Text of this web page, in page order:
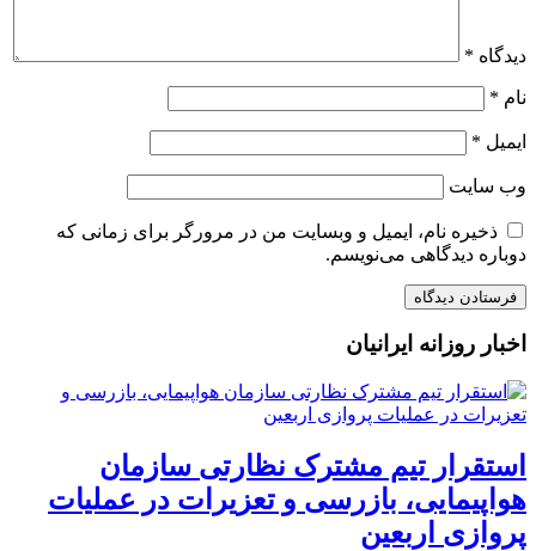
دیدگاه *
نام *
ایمیل *
وب‌ سایت
ذخیره نام، ایمیل و وبسایت من در مرورگر برای زمانی که
دوباره دیدگاهی می‌نویسم.
اخبار روزانه ایرانیان
استقرار تیم مشترک نظارتی سازمان
هواپیمایی، بازرسی و تعزیرات در عملیات
پروازی اربعین